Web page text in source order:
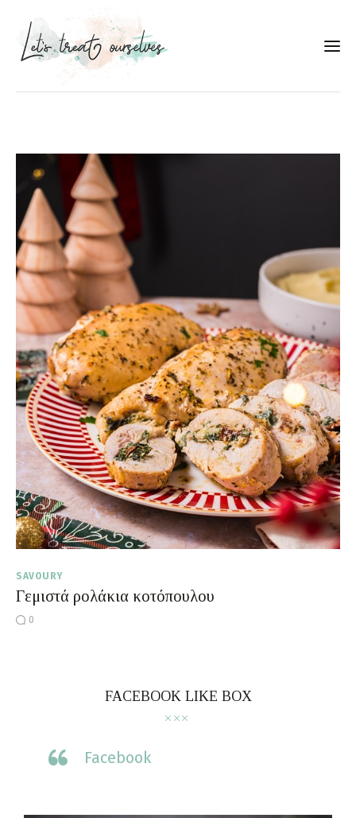
Portfolio
Services
Food photography tips
Επικοινωνία
Συνεργασίες
Moments of Mine
FAQ
SAVOURY
Γεμιστά ρολάκια κοτόπουλου
0
FACEBOOK LIKE BOX
Facebook